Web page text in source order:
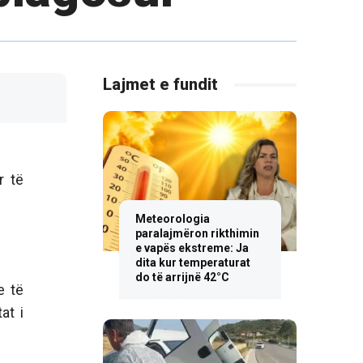
të
të
i
Lajmet e fundit
Meteorologia
paralajmëron rikthimin
e vapës ekstreme: Ja
dita kur temperaturat
do të arrijnë 42°C